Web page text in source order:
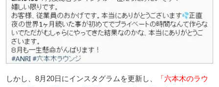
しかし、8月20日にインスタグラムを更新し、
「六本木のラウ